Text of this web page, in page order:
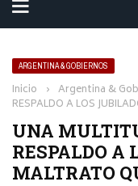
ARGENTINA & GOBIERNOS
Inicio › Argentina &
RESPALDO A LOS
UNA
RESPALDO A
MALTRATO